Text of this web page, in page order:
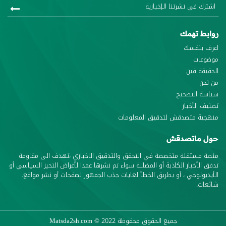
روابط تهمك
اعرف بنفسك
موضوعات
الحقيقة فين
من نحن
سياسة التصحيح
تصنيف الأخبار
منهجية متصدقش لتدقيق المعلومات
حول ماتصدقش
منصة مستقلة متخصصة في التحقق والتدقيق الاخباري ،تهدف الى مقاومة
تدفق الأخبار الكاذبة أو المضللة سواء تم نشرها عمدا لأغراض التحيز السياسي أو
الأيديولوجي ، أو بطريق الخطأ لغايات جذب الجمهور لصفحات أو نشر مواقع.
شائعات.
جميع الحقوق محفوظة Matsda2sh.com© 2022